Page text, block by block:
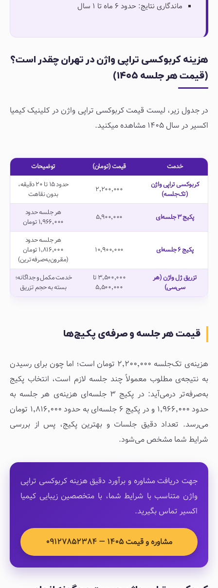
ماندگاری نتایج: حدود ۶ ماه تا ۱ سال
هزینه کربوکسی تراپی واژن در تهران چقدر است؟
(قیمت هر جلسه ۱۴۰۵)
در جدول زیر، لیست قیمت کربوکسی تراپی واژن در کلینیک کیمیا
اکسیر در سال ۱۴۰۵ مشاهده میکنید.
خدمت قیمت (تومان)
توضیحات
کربوکسی تراپی واژن
(تک‌جلسه)
۲٬۲۰۰٬۰۰۰
حدود ۱۵ تا ۲۰ دقیقه،
بدون نقاهت
پکیج ۳ جلسه‌ای ۵٬۹۰۰٬۰۰۰
هر جلسه حدود
۱٬۹۶۶٬۰۰۰ تومان
پکیج ۶ جلسه‌ای ۱۰٬۹۰۰٬۰۰۰
هر جلسه حدود
۱٬۸۱۶٬۰۰۰ تومان
(مقرون‌به‌صرفه‌ترین)
تزریق ژل واژن (هر
سی‌سی)
۳٬۵۰۰٬۰۰۰ تا
۵٬۵۰۰٬۰۰۰
خدمت مکمل و جداگانه؛
بسته به حجم تزریق
قیمت هر جلسه و صرفه‌ی پکیج‌ها
هزینه‌ی تک‌جلسه ۲٬۲۰۰٬۰۰۰ تومان است؛ اما چون برای رسیدن
به نتیجه‌ی مطلوب معمولاً چند جلسه لازم است، انتخاب پکیج
به‌صرفه‌تر درمی‌آید: در پکیج ۳ جلسه‌ای هزینه‌ی هر جلسه به
حدود ۱٬۹۶۶٬۰۰۰ و در پکیج ۶ جلسه‌ای به حدود ۱٬۸۱۶٬۰۰۰ تومان
می‌رسد. تعداد دقیق جلسات و بهترین پکیج، پس از بررسی
شرایط شما مشخص می‌شود.
جهت دریافت مشاوره و برآورد دقیق هزینه کربوکسی تراپی
واژن متناسب با شرایط شما، با متخصصین زیبایی کیمیا
اکسیر تماس بگیرید.
مشاوره و قیمت ۱۴۰۵ — ۰۹۱۲۷۸۵۲۳۸۴